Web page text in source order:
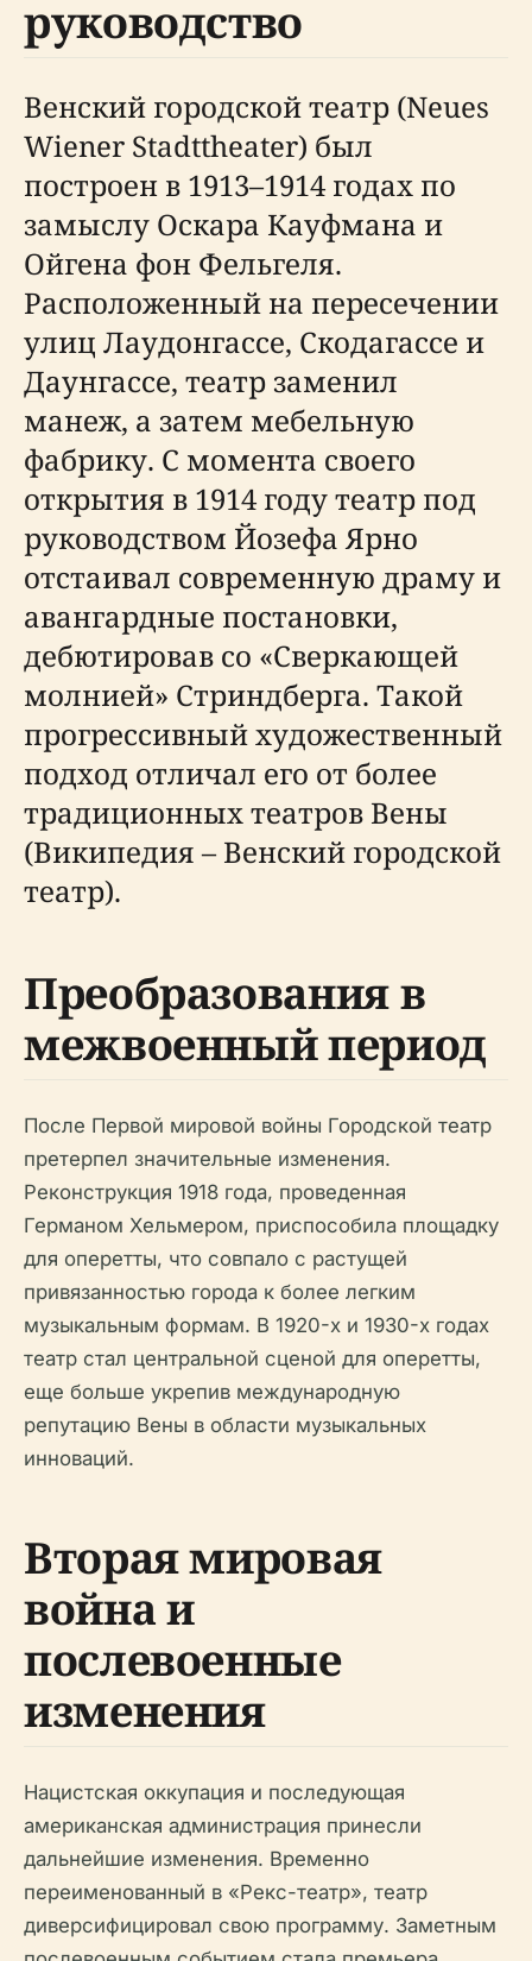
руководство
Венский городской театр (Neues
Wiener Stadttheater) был
построен в 1913–1914 годах по
замыслу Оскара Кауфмана и
Ойгена фон Фельгеля.
Расположенный на пересечении
улиц Лаудонгассе, Скодагассе и
Даунгассе, театр заменил
манеж, а затем мебельную
фабрику. С момента своего
открытия в 1914 году театр под
руководством Йозефа Ярно
отстаивал современную драму и
авангардные постановки,
дебютировав со «Сверкающей
молнией» Стриндберга. Такой
прогрессивный художественный
подход отличал его от более
традиционных театров Вены
(Википедия – Венский городской
театр).
Преобразования в
межвоенный период
После Первой мировой войны Городской театр
претерпел значительные изменения.
Реконструкция 1918 года, проведенная
Германом Хельмером, приспособила площадку
для оперетты, что совпало с растущей
привязанностью города к более легким
музыкальным формам. В 1920-х и 1930-х годах
театр стал центральной сценой для оперетты,
еще больше укрепив международную
репутацию Вены в области музыкальных
инноваций.
Вторая мировая
война и
послевоенные
изменения
Нацистская оккупация и последующая
американская администрация принесли
дальнейшие изменения. Временно
переименованный в «Рекс-театр», театр
диверсифицировал свою программу. Заметным